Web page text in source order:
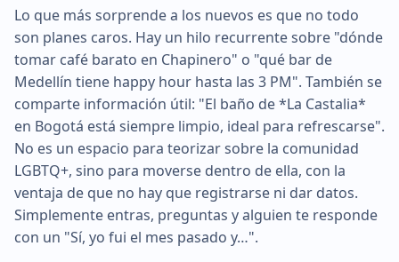
Lo que más sorprende a los nuevos es que no todo
son planes caros. Hay un hilo recurrente sobre "dónde
tomar café barato en Chapinero" o "qué bar de
Medellín tiene happy hour hasta las 3 PM". También se
comparte información útil: "El baño de *La Castalia*
en Bogotá está siempre limpio, ideal para refrescarse".
No es un espacio para teorizar sobre la comunidad
LGBTQ+, sino para moverse dentro de ella, con la
ventaja de que no hay que registrarse ni dar datos.
Simplemente entras, preguntas y alguien te responde
con un "Sí, yo fui el mes pasado y…".